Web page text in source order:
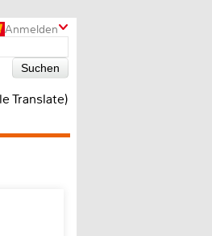
Anmelden
Translate)